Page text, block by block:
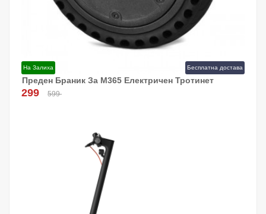
На Залиха Бесплатна достава
Преден Браник За M365 Електричен Тротинет
299 599
Додај Во Кошница!